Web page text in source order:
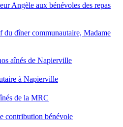
Angèle aux bénévoles des repas
du dîner communautaire, Madame
aînés de Napierville
à Napierville
de la MRC
contribution bénévole